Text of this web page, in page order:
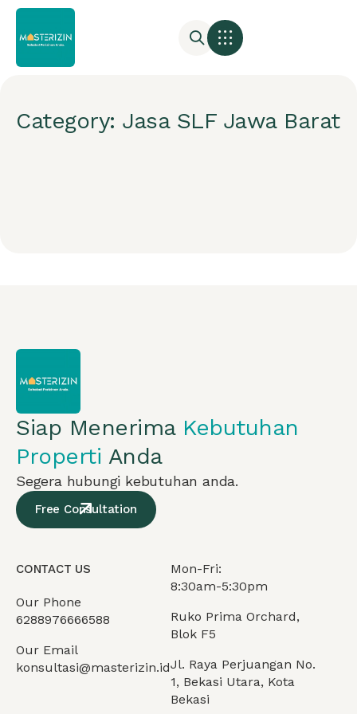
Category: Jasa SLF Jawa Barat
Siap Menerima Kebutuhan
Properti Anda
Segera hubungi kebutuhan anda.
Free Consultation
CONTACT US
Our Phone
6288976666588
Our Email
konsultasi@masterizin.id
Mon-Fri:
8:30am-5:30pm
Ruko Prima Orchard,
Blok F5
Jl. Raya Perjuangan No.
1, Bekasi Utara, Kota
Bekasi